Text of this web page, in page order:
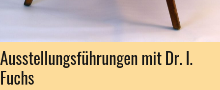
Ausstellungsführungen mit Dr. I.
Fuchs